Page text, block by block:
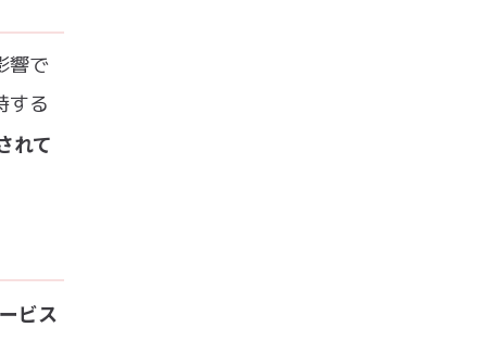
響で
する
れて
ビス